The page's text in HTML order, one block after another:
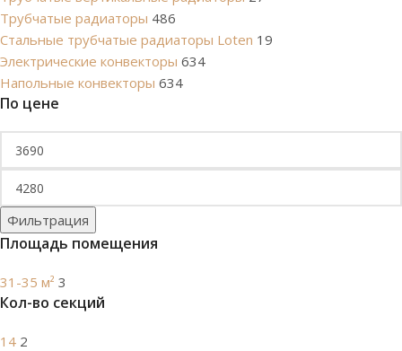
Трубчатые радиаторы 486
Cтальные трубчатые радиаторы Loten 19
Электрические конвекторы 634
Напольные конвекторы 634
По цене
Фильтрация
Площадь помещения
31-35 м² 3
Кол-во секций
14 2